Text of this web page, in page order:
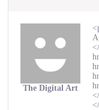
The Digital Art